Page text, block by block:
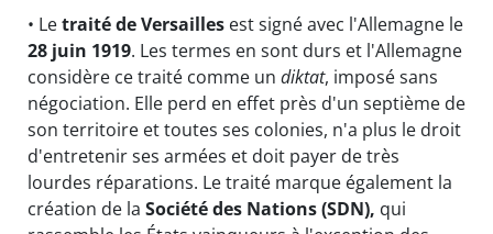
• Letraité de Versailles est signé avec l'Allemagne le
28 juin 1919. Les termes en sont durs et l'Allemagne
considère ce traité comme un diktat, imposé sans
négociation. Elle perd en effet près d'un septième de
son territoire et toutes ses colonies, n'a plus le droit
d'entretenir ses armées et doit payer de très
lourdes réparations. Le traité marque également la
création de la Société des Nations (SDN), qui